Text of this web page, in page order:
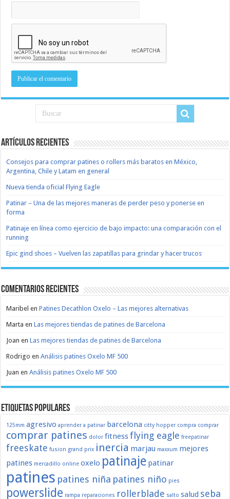
Artículos recientes
Consejos para comprar patines o rollers más baratos en México,
Argentina, Chile y Latam en general
Nueva tienda oficial Flying Eagle
Patinar – Una de las mejores maneras de perder peso y ponerse en
forma
Patinaje en línea como ejercicio de bajo impacto: una comparación con el
running
Epic gind shoes – Vuelven las zapatillas para grindar y hacer trucos
Comentarios recientes
Maribel enPatines Decathlon Oxelo – Las mejores alternativas
Marta enLas mejores tiendas de patines de Barcelona
Joan enLas mejores tiendas de patines de Barcelona
Rodrigo enAnálisis patines Oxelo MF 500
Juan enAnálisis patines Oxelo MF 500
Etiquetas populares
125mm agresivo aprender a patinar barcelona citty hopper compra comprar
comprar patines dolor fitnessflying eagle freepatinar
freeskate fusion grand prix inercia marjau maxxum mejores
patines mercadillo online oxelo patinaje patinar
patines patines niña patines niño pies
powerslide rampa reparaciones rollerblade salto salud seba